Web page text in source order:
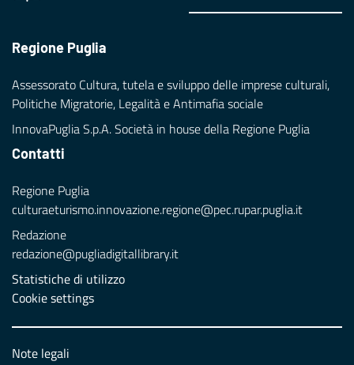
Regione Puglia
Assessorato Cultura, tutela e sviluppo delle imprese culturali,
Politiche Migratorie, Legalità e Antimafia sociale
InnovaPuglia S.p.A. Società in house della Regione Puglia
Contatti
Regione Puglia
culturaeturismo.innovazione.regione@pec.rupar.puglia.it
Redazione
redazione@pugliadigitallibrary.it
Statistiche di utilizzo
Cookie settings
Note legali